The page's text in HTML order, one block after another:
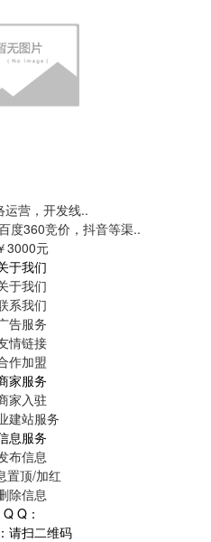
运营，开发线..
度360竞价，抖音等渠..
3000元
于我们
于我们
系我们
告服务
情链接
作加盟
家服务
家入驻
建站服务
息服务
布信息
置顶/加红
除信息
Q Q：
请扫二维码